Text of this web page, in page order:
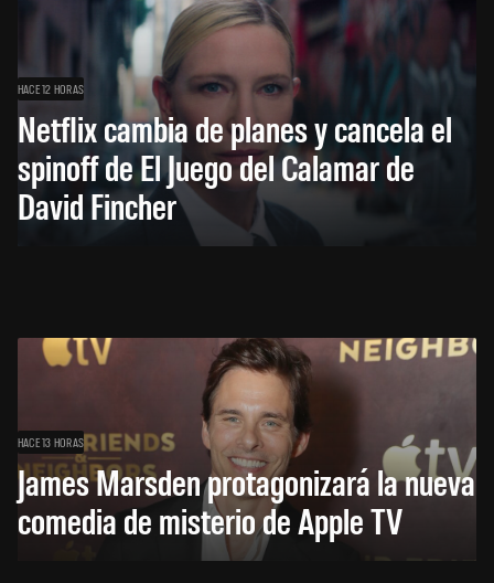
HACE 12 HORAS
Netflix cambia de planes y cancela el
spinoff de El Juego del Calamar de
David Fincher
HACE 13 HORAS
James Marsden protagonizará la nueva
comedia de misterio de Apple TV